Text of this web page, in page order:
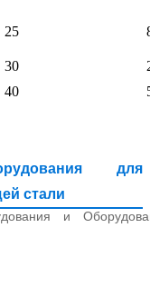
25
30
40
для
стали